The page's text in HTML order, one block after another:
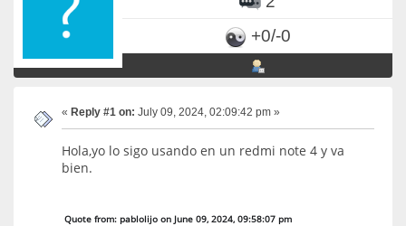
+0/-0
« Reply #1 on: July 09, 2024, 02:09:42 pm »
Hola,yo lo sigo usando en un redmi note 4 y va
bien.
Quote from: pablolijo on June 09, 2024, 09:58:07 pm